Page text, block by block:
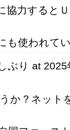
協力すると
も使われて
ぶり at
か？ネット